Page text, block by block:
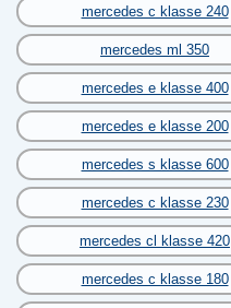
mercedes c klasse 240
mercedes ml 350
mercedes e klasse 400
mercedes e klasse 200
mercedes s klasse 600
mercedes c klasse 230
mercedes cl klasse 420
mercedes c klasse 180